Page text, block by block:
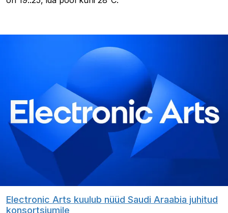
Electronic Arts kuulub nüüd Saudi Araabia juhitud
konsortsiumile